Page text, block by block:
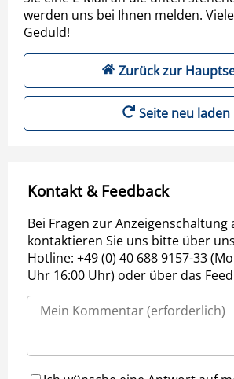
werden uns bei Ihnen melden.
Geduld!
Zurück zur
Seite neu laden
Kontakt & Feedback
Bei Fragen zur Anzeigenschaltung
kontaktieren Sie uns bitte über
Hotline: +49 (0) 40 688 9157-33
Uhr 16:00 Uhr) oder über das